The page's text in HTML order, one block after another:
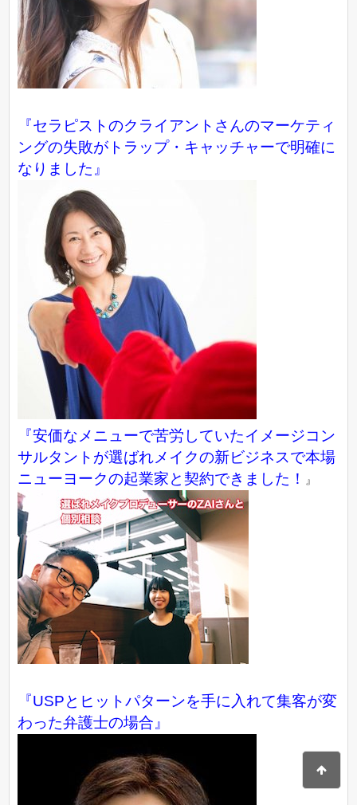
『セラピストのクライアントさんのマーケティ
ングの失敗がトラップ・キャッチャーで明確に
なりました』
『安価なメニューで苦労していたイメージコン
サルタントが選ばれメイクの新ビジネスで本場
ニューヨークの起業家と契約できました！
』
『USPとヒットパターンを手に入れて集客が変
わった弁護士の場合』